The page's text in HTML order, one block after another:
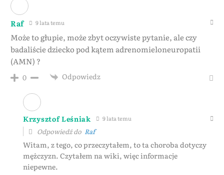
Raf 9 lata temu
Może to głupie, może zbyt oczywiste pytanie, ale czy
badaliście dziecko pod kątem adrenomieloneuropatii
(AMN) ?
0 Odpowiedz
Krzysztof Leśniak 9 lata temu
Odpowiedź do Raf
Witam, z tego, co przeczytałem, to ta choroba dotyczy
mężczyzn. Czytałem na wiki, więc informacje
niepewne.